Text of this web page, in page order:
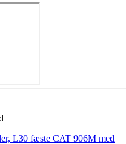
CAT 906M med